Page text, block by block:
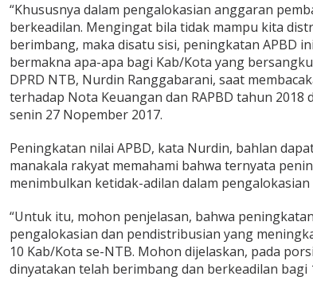
e
b
r
i
m
b
a
n
a
n
P
g
a
l
o
“Khususnya dalam pengalokasian anggaran
berkeadilan. Mengingat bila tidak mampu kita
berimbang, maka disatu sisi, peningkatan APBD
bermakna apa-apa bagi Kab/Kota yang
DPRD NTB, Nurdin Ranggabarani, saat
terhadap Nota Keuangan dan RAPBD tahun 2018
senin 27 Nopember 2017.
Peningkatan nilai APBD, kata Nurdin, bahlan
manakala rakyat memahami bahwa ternyata
menimbulkan ketidak-adilan dalam
“Untuk itu, mohon penjelasan, bahwa
pengalokasian dan pendistribusian yang
10 Kab/Kota se-NTB. Mohon dijelaskan, pada
dinyatakan telah berimbang dan berkeadilan bagi